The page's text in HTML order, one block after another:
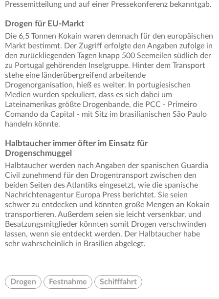
Pressemitteilung und auf einer Pressekonferenz bekanntgab.
Drogen für EU-Markt
Die 6,5 Tonnen Kokain waren demnach für den europäischen
Markt bestimmt. Der Zugriff erfolgte den Angaben zufolge in
den zurückliegenden Tagen knapp 500 Seemeilen südlich der
zu Portugal gehörenden Inselgruppe. Hinter dem Transport
stehe eine länderübergreifend arbeitende
Drogenorganisation, hieß es weiter. In portugiesischen
Medien wurden spekuliert, dass es sich dabei um
Lateinamerikas größte Drogenbande, die PCC - Primeiro
Comando da Capital - mit Sitz im brasilianischen São Paulo
handeln könnte.
Halbtaucher immer öfter im Einsatz für
Drogenschmuggel
Halbtaucher werden nach Angaben der spanischen Guardia
Civil zunehmend für den Drogentransport zwischen den
beiden Seiten des Atlantiks eingesetzt, wie die spanische
Nachrichtenagentur Europa Press berichtet. Sie seien
schwer zu entdecken und könnten große Mengen an Kokain
transportieren. Außerdem seien sie leicht versenkbar, und
Besatzungsmitglieder könnten somit Drogen verschwinden
lassen, wenn sie entdeckt werden. Der Halbtaucher habe
sehr wahrscheinlich in Brasilien abgelegt.
Drogen Festnahme Schifffahrt